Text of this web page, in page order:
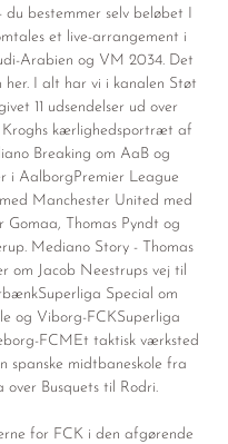
bestemmer selv beløbet I
et live-arrangement i
Arabien og VM 2034. Det
her. I alt har vi i kanalen Støt
11 udsendelser ud over
Kroghs kærlighedsportræt af
Breaking om AaB og
i AalborgPremier League
Manchester United med
Gomaa, Thomas Pyndt og
Mediano Story - Thomas
om Jacob Neestrups vej til
Special om
og Viborg-FCKSuperliga
FCMEt taktisk værksted
spanske midtbaneskole fra
over Busquets til Rodri.
for FCK i den afgørende